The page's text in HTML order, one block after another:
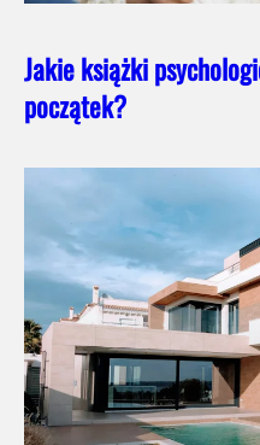
Jakie książki
początek?